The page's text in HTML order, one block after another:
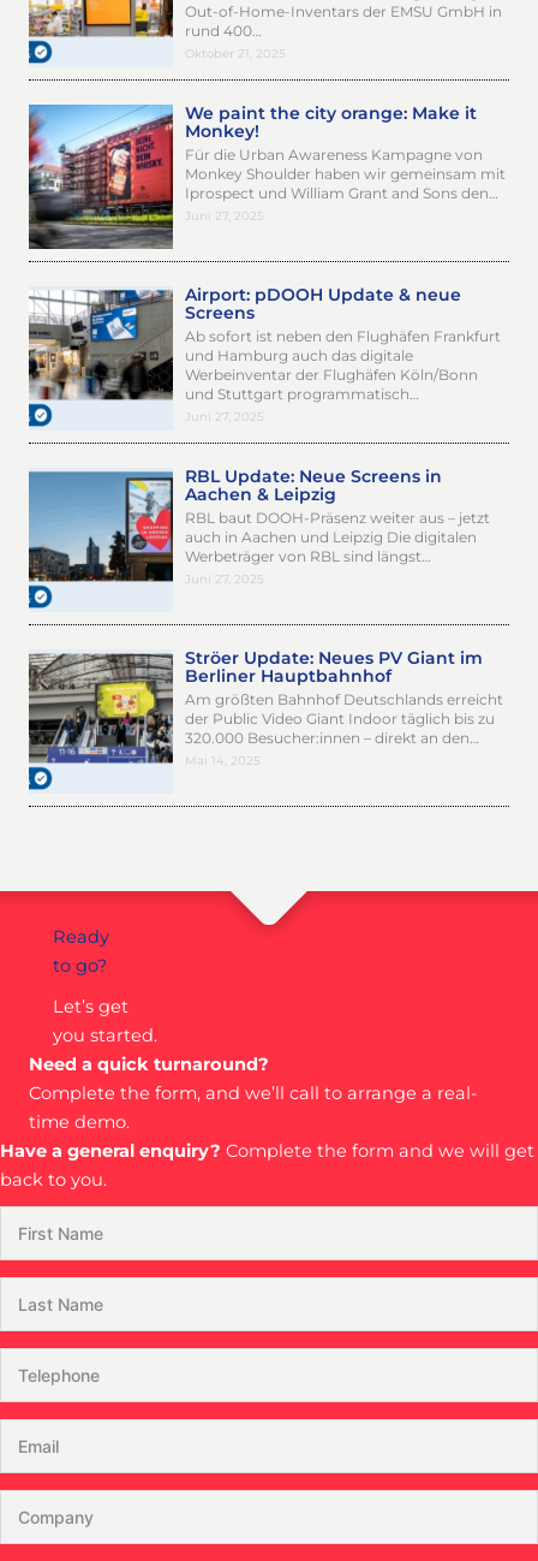
Out-of-Home-Inventars der EMSU GmbH in
rund 400…
Oktober 21, 2025
We paint the city orange: Make it
Monkey!
Für die Urban Awareness Kampagne von
Monkey Shoulder haben wir gemeinsam mit
Iprospect und William Grant and Sons den…
Juni 27, 2025
Airport: pDOOH Update & neue
Screens
Ab sofort ist neben den Flughäfen Frankfurt
und Hamburg auch das digitale
Werbeinventar der Flughäfen Köln/Bonn
und Stuttgart programmatisch…
Juni 27, 2025
RBL Update: Neue Screens in
Aachen & Leipzig
RBL baut DOOH-Präsenz weiter aus – jetzt
auch in Aachen und Leipzig Die digitalen
Werbeträger von RBL sind längst…
Juni 27, 2025
Ströer Update: Neues PV Giant im
Berliner Hauptbahnhof
Am größten Bahnhof Deutschlands erreicht
der Public Video Giant Indoor täglich bis zu
320.000 Besucher:innen – direkt an den…
Mai 14, 2025
Ready
to go?
Let’s get
you started.
Need a quick turnaround?
Complete the form, and we’ll call to arrange a real-
time demo.
Have a general enquiry? Complete the form and we will get
back to you.